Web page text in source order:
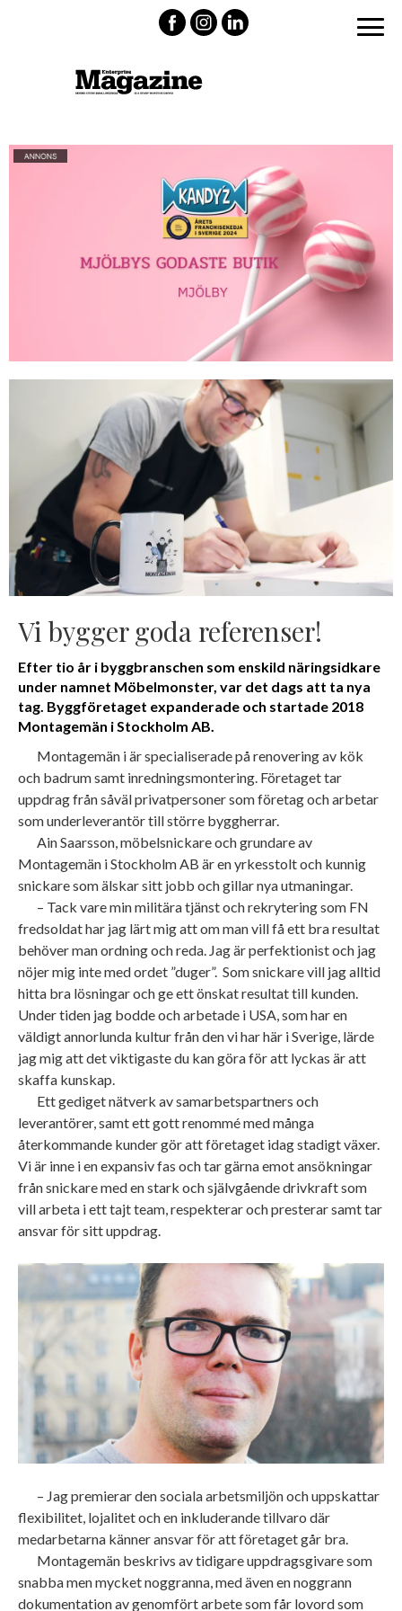
Vi bygger goda referenser!
Efter tio år i byggbranschen som enskild näringsidkare
under namnet Möbelmonster, var det dags att ta nya
tag. Byggföretaget expanderade och startade 2018
Montagemän i Stockholm AB.
Montagemän i är specialiserade på renovering av kök
och badrum samt inredningsmontering. Företaget tar
uppdrag från såväl privatpersoner som företag och arbetar
som underleverantör till större byggherrar.
Ain Saarsson, möbelsnickare och grundare av
Montagemän i Stockholm AB är en yrkesstolt och kunnig
snickare som älskar sitt jobb och gillar nya utmaningar.
– Tack vare min militära tjänst och rekrytering som FN
fredsoldat har jag lärt mig att om man vill få ett bra resultat
behöver man ordning och reda. Jag är perfektionist och jag
nöjer mig inte med ordet ”duger”. Som snickare vill jag alltid
hitta bra lösningar och ge ett önskat resultat till kunden.
Under tiden jag bodde och arbetade i USA, som har en
väldigt annorlunda kultur från den vi har här i Sverige, lärde
jag mig att det viktigaste du kan göra för att lyckas är att
skaffa kunskap.
Ett gediget nätverk av samarbetspartners och
leverantörer, samt ett gott renommé med många
återkommande kunder gör att företaget idag stadigt växer.
Vi är inne i en expansiv fas och tar gärna emot ansökningar
från snickare med en stark och självgående drivkraft som
vill arbeta i ett tajt team, respekterar och presterar samt tar
ansvar för sitt uppdrag.
– Jag premierar den sociala arbetsmiljön och uppskattar
flexibilitet, lojalitet och en inkluderande tillvaro där
medarbetarna känner ansvar för att företaget går bra.
Montagemän beskrivs av tidigare uppdragsgivare som
snabba men mycket noggranna, med även en noggrann
dokumentation av genomfört arbete som får lovord som